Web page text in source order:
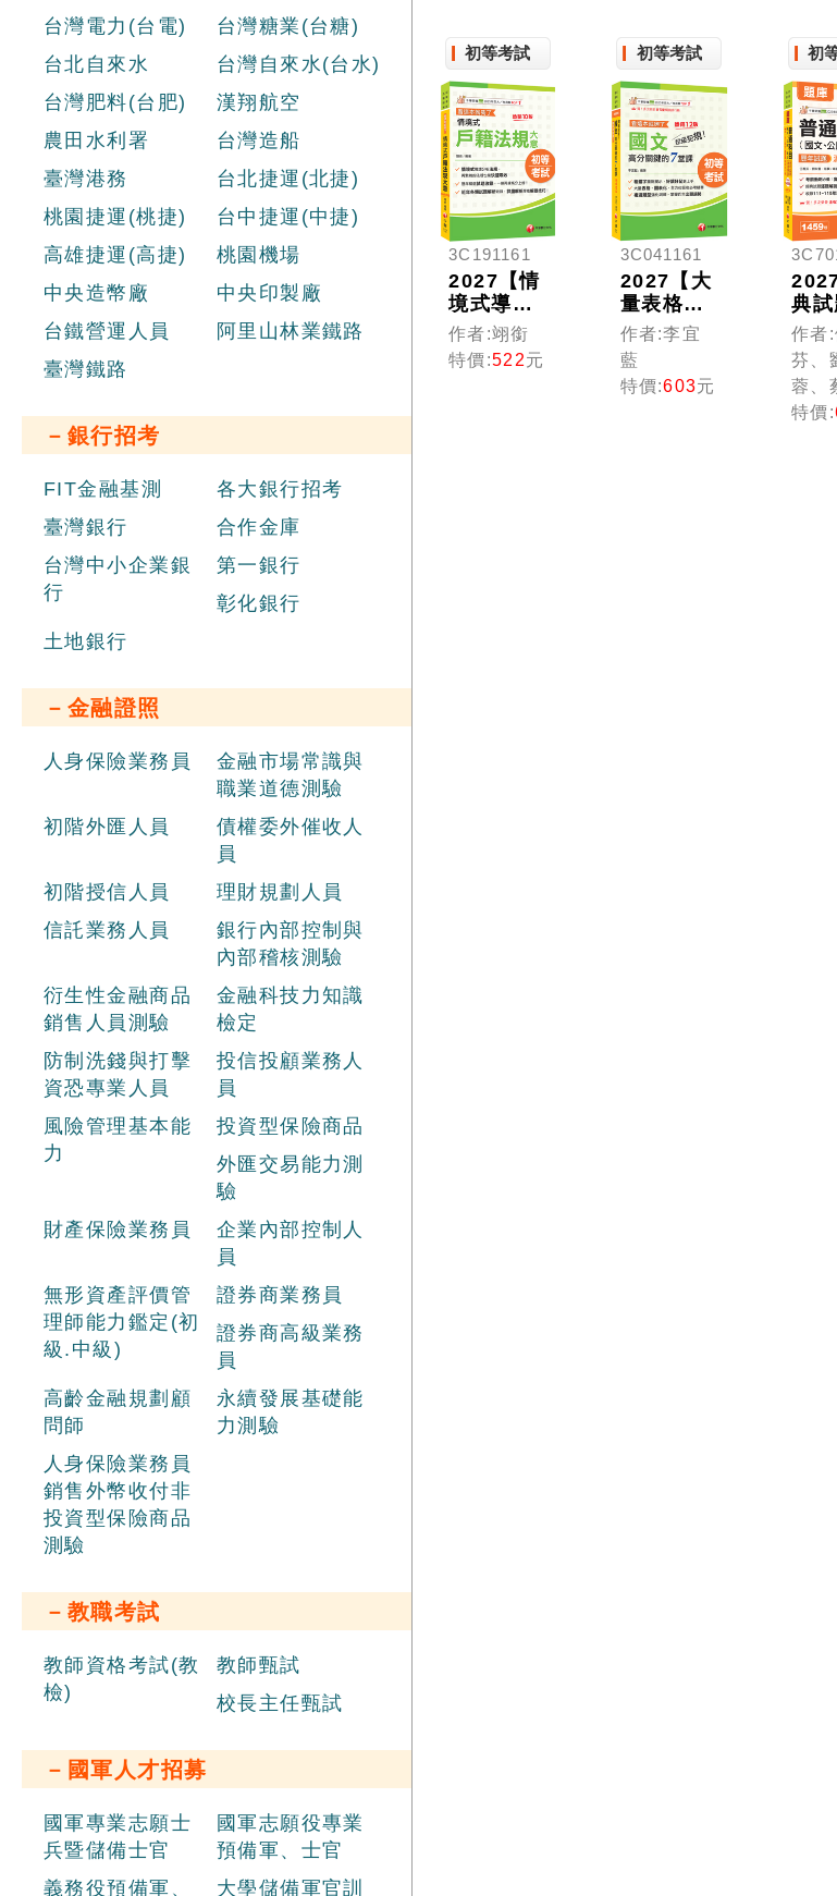
台灣電力(台電)
台灣糖業(台糖)
台北自來水
台灣自來水(台水)
台灣肥料(台肥)
漢翔航空
農田水利署
台灣造船
臺灣港務
台北捷運(北捷)
桃園捷運(桃捷)
台中捷運(中捷)
高雄捷運(高捷)
桃園機場
中央造幣廠
中央印製廠
台鐵營運人員
阿里山林業鐵路
臺灣鐵路
－銀行招考
FIT金融基測
各大銀行招考
臺灣銀行
合作金庫
台灣中小企業銀
行
第一銀行
彰化銀行
土地銀行
－金融證照
人身保險業務員
金融市場常識與
職業道德測驗
初階外匯人員
債權委外催收人
員
初階授信人員
理財規劃人員
信託業務人員
銀行內部控制與
內部稽核測驗
衍生性金融商品
銷售人員測驗
金融科技力知識
檢定
防制洗錢與打擊
資恐專業人員
投信投顧業務人
員
風險管理基本能
力
投資型保險商品
外匯交易能力測
驗
財產保險業務員
企業內部控制人
員
無形資產評價管
理師能力鑑定(初
級.中級)
證券商業務員
證券商高級業務
員
高齡金融規劃顧
問師
永續發展基礎能
力測驗
人身保險業務員
銷售外幣收付非
投資型保險商品
測驗
－教職考試
教師資格考試(教
檢)
教師甄試
校長主任甄試
－國軍人才招募
國軍專業志願士
兵暨儲備士官
國軍志願役專業
預備軍、士官
義務役預備軍、
大學儲備軍官訓
初等考試
3C191161
2027【情
境式導讀
分析法
規】情境
式戶籍法
作者:翊銜
特價:522元
初等考試
3C041161
2027【大
量表格、
圖表化】
超級犯
規！國文
高分關鍵
作者:李宜
藍
特價:603元
初
典試
題解
普通
(國
民、
歷
作者:
芬、
蓉、
特價: